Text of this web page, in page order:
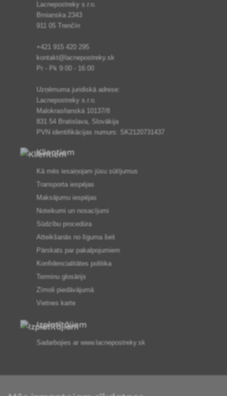
Lacnepostreky s.r.o.
Brnianska 2343
911 05 Trenčín
+421 915 420 295
kontakt@lacnepostreky.sk
Pr - Pk 9:00 - 16:00
Uzņēmuma juridiskā adrese:
Lacnepostreky s.r.o.
Malokrasňanská 10137/8
831 54 Bratislava, Slovākija
PVN identifikācijas numurs: SK2120731437
Klientiem
Kā mēs iesaiņojam jūsu sūtījumus
Transporta iespējas
Maksājumu iespējas
Noteikumi un nosacījumi
Sūdzību procedūra
Atteikšanās no līguma šeit
Pārskats par pakalpojumiem
Konfidencialitātes politika
Terminu glosārijs
Zīmoli piedāvājumā
Vietnes karte
Izplatītājiem
Sadarbojies ar www.lacnepostreky.sk